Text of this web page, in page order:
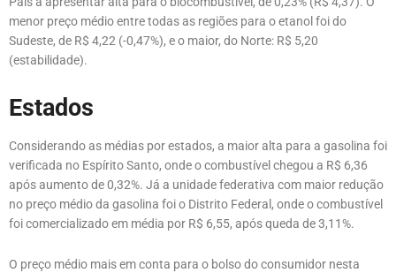
menor preço médio entre todas as regiões para o etanol foi do
Sudeste, de R$ 4,22 (-0,47%), e o maior, do Norte: R$ 5,20
(estabilidade).
Estados
Considerando as médias por estados, a maior alta para a gasolina foi
verificada no Espírito Santo, onde o combustível chegou a R$ 6,36
após aumento de 0,32%. Já a unidade federativa com maior redução
no preço médio da gasolina foi o Distrito Federal, onde o combustível
foi comercializado em média por R$ 6,55, após queda de 3,11%.
O preço médio mais em conta para o bolso do consumidor nesta